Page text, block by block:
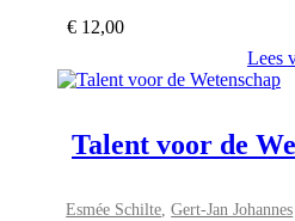
€ 12,00
Lees
Talent voor de
Esmée Schilte ,Gert-Jan Johannes